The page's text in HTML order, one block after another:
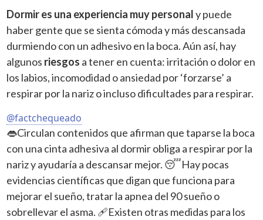
Dormir es una experiencia muy personaly puede
haber gente que se sienta cómoda y más descansada
durmiendo con un adhesivo en la boca. Aún así, hay
algunos riesgos a tener en cuenta: irritación o dolor en
los labios, incomodidad o ansiedad por ‘forzarse’ a
respirar por la nariz o incluso dificultades para respirar.
@factchequeado
👄Circulan contenidos que afirman que taparse la boca
con una cinta adhesiva al dormir obliga a respirar por la
nariz y ayudaría a descansar mejor. 😴Hay pocas
evidencias científicas que digan que funciona para
mejorar el sueño, tratar la apnea del 90 sueño o
sobrellevar el asma. 🩹Existen otras medidas para los